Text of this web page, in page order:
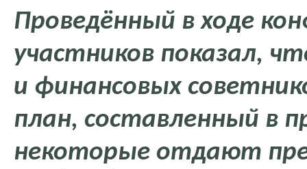
Проведённый в ходе
участников показал,
и финансовых
план, составленный в
некоторые отдают